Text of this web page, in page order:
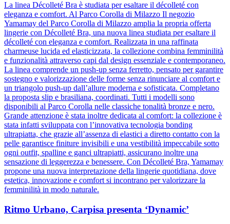
La linea Décolleté Bra è studiata per esaltare il décolleté con
eleganza e comfort. Al Parco Corolla di Milazzo Il negozio
Yamamay del Parco Corolla di Milazzo amplia la propria offerta
lingerie con Décolleté Bra, una nuova linea studiata per esaltare il
décolleté con eleganza e comfort. Realizzata in una raffinata
charmeuse lucida ed elasticizzata, la collezione combina femminilità
e funzionalità attraverso capi dal design essenziale e contemporaneo.
La linea comprende un push-up senza ferretto, pensato per garantire
sostegno e valorizzazione delle forme senza rinunciare al comfort e
un triangolo push-up dall’allure moderna e sofisticata. Completano
la proposta slip e brasiliana, coordinati. Tutti i modelli sono
disponibili al Parco Corolla nelle classiche tonalità bronze e nero.
Grande attenzione è stata inoltre dedicata al comfort: la collezione è
stata infatti sviluppata con l’innovativa tecnologia bonding
ultrapiatta, che grazie all’assenza di elastici a diretto contatto con la
pelle garantisce finiture invisibili e una vestibilità impeccabile sotto
ogni outfit, spalline e ganci ultrapiatti, assicurano inoltre una
sensazione di leggerezza e benessere. Con Décolleté Bra, Yamamay
propone una nuova interpretazione della lingerie quotidiana, dove
estetica, innovazione e comfort si incontrano per valorizzare la
femminilità in modo naturale.
Ritmo Urbano, Carpisa presenta ‘Dynamic’